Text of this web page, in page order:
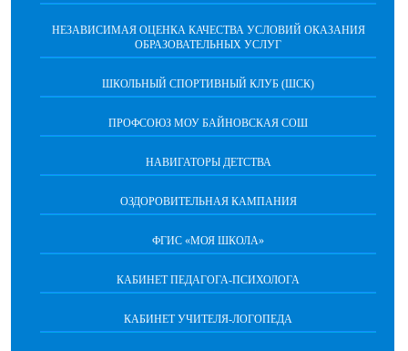
НЕЗАВИСИМАЯ ОЦЕНКА КАЧЕСТВА УСЛОВИЙ ОКАЗАНИЯ
ОБРАЗОВАТЕЛЬНЫХ УСЛУГ
ШКОЛЬНЫЙ СПОРТИВНЫЙ КЛУБ (ШСК)
ПРОФСОЮЗ МОУ БАЙНОВСКАЯ СОШ
НАВИГАТОРЫ ДЕТСТВА
ОЗДОРОВИТЕЛЬНАЯ КАМПАНИЯ
ФГИС «МОЯ ШКОЛА»
КАБИНЕТ ПЕДАГОГА-ПСИХОЛОГА
КАБИНЕТ УЧИТЕЛЯ-ЛОГОПЕДА